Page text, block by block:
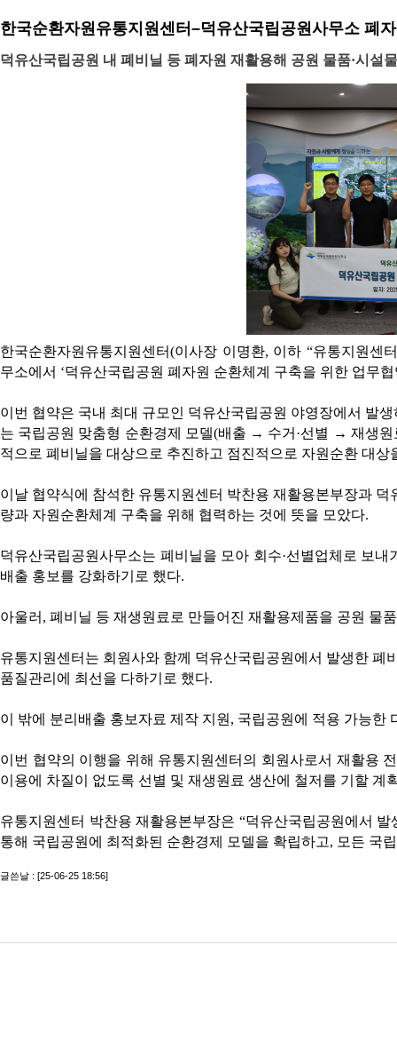
한국순환자원유통지원센터–덕유산국립공원사무소 폐
덕유산국립공원 내 폐비닐 등 폐자원 재활용해 공원 물품·시설
한국순환자원유통지원센터(이사장 이명환, 이하 “유통지원센
무소에서 ‘덕유산국립공원 폐자원 순환체계 구축을 위한 업무
이번 협약은 국내 최대 규모인 덕유산국립공원 야영장에서 발
는 국립공원 맞춤형 순환경제 모델(배출 → 수거·선별 → 재생
적으로 폐비닐을 대상으로 추진하고 점진적으로 자원순환 대
이날 협약식에 참석한 유통지원센터 박찬용 재활용본부장과
량과 자원순환체계 구축을 위해 협력하는 것에 뜻을 모았다.
덕유산국립공원사무소는 폐비닐을 모아 회수·선별업체로 보
배출 홍보를 강화하기로 했다.
아울러, 폐비닐 등 재생원료로 만들어진 재활용제품을 공원 물
유통지원센터는 회원사와 함께 덕유산국립공원에서 발생한
품질관리에 최선을 다하기로 했다.
이 밖에 분리배출 홍보자료 제작 지원, 국립공원에 적용 가능
이번 협약의 이행을 위해 유통지원센터의 회원사로서 재활용
이용에 차질이 없도록 선별 및 재생원료 생산에 철저를 기할 계
유통지원센터 박찬용 재활용본부장은 “덕유산국립공원에서
통해 국립공원에 최적화된 순환경제 모델을 확립하고, 모든 국
글쓴날 : [25-06-25 18:56]